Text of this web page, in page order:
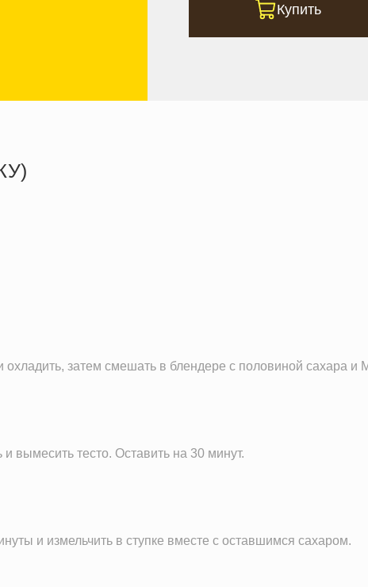
Купить
охладить, затем смешать в блендере с половиной сахара и
вымесить тесто. Оставить на 30 минут.
и измельчить в ступке вместе с оставшимся сахаром.